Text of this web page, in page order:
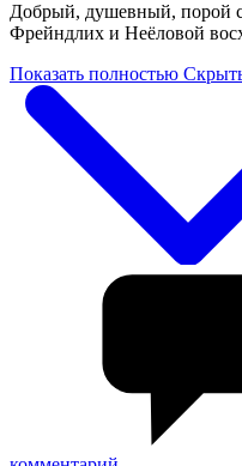
Добрый, душевный, порой
Фрейндлих и Неёловой
Показать полностью